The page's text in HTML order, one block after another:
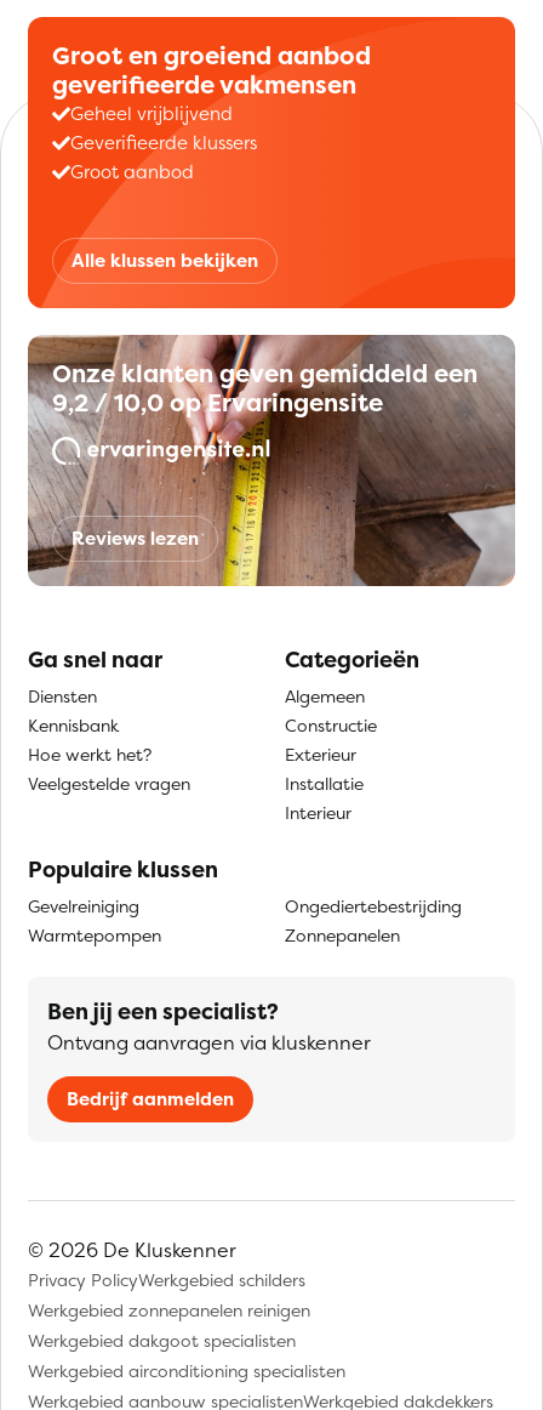
Groot en groeiend aanbod
geverifieerde vakmensen
Geheel vrijblijvend
Geverifieerde klussers
Groot aanbod
Alle klussen bekijken
Onze klanten geven gemiddeld een
9,2 / 10,0 op Ervaringensite
Reviews lezen
Ga snel naar
Diensten
Kennisbank
Hoe werkt het?
Veelgestelde vragen
Categorieën
Algemeen
Constructie
Exterieur
Installatie
Interieur
Populaire klussen
Gevelreiniging
Warmtepompen
Ongediertebestrijding
Zonnepanelen
Ben jij een specialist?
Ontvang aanvragen via kluskenner
Bedrijf aanmelden
© 2026 De Kluskenner
Privacy PolicyWerkgebied schilders
Werkgebied zonnepanelen reinigen
Werkgebied dakgoot specialisten
Werkgebied airconditioning specialisten
Werkgebied aanbouw specialistenWerkgebied dakdekkers